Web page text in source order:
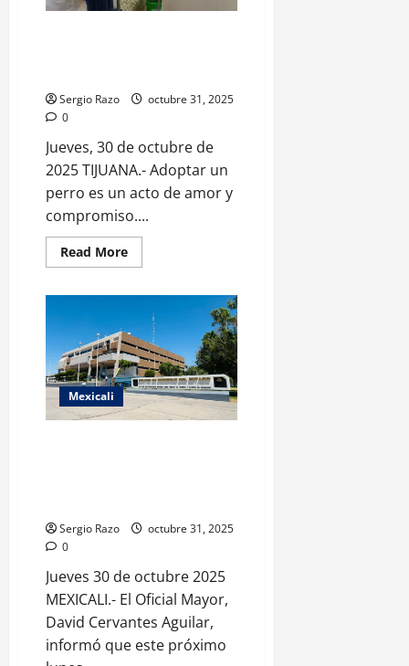
INNOVATION
Sergio Razo
octubre 31, 2025
0
Jueves, 30 de octubre de
2025 TIJUANA.- Adoptar un
perro es un acto de amor y
compromiso....
Read MoreRead
more
PERRO
ES
UN
ACTO
DE
AMOR
Y
COMPROMISO:
MÓNICA
Mexicali
Sergio Razo
octubre 31, 2025
0
Jueves 30 de octubre 2025
MEXICALI.- El Oficial Mayor,
David Cervantes Aguilar,
informó que este próximo